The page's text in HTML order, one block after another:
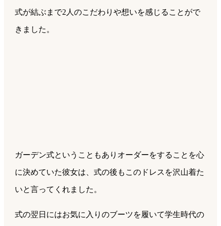
式が結ぶまで2人のこだわりや想いを感じることがで
きました。
ガーデン式ということもありオーダーをすることを心
に決めていた彼女は、式の後もこのドレスを沢山着た
いと言ってくれました。
式の翌日にはお気に入りのブーツを履いて学生時代の